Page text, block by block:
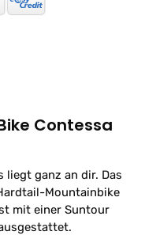
Contessa
liegt ganz an dir. Das
Mountainbike
mit einer Suntour